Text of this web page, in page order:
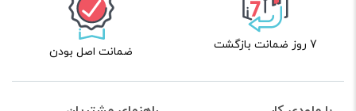
7 روز ضمانت بازگشت ضمانت اصل بودن